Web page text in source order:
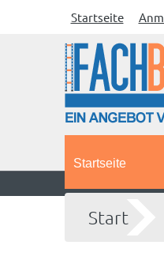
Startseite
Startseite
Start